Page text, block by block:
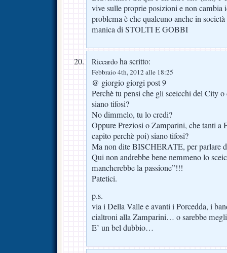
vive sulle proprie posizioni e non cambia
problema è che qualcuno anche in società
manica di STOLTI E GOBBI
Riccardo ha scritto:
Febbraio 4th, 2012 alle 18:25
@ giorgio giorgi post 9
Perchè tu pensi che gli sceicchi del City
siano tifosi?
No dimmelo, tu lo credi?
Oppure Preziosi o Zamparini, che tanti a
capito perchè poi) siano tifosi?
Ma non dite BISCHERATE, per parlare
Qui non andrebbe bene nemmeno lo
mancherebbe la passione”!!!
Patetici.
p.s.
via i Della Valle e avanti i Porcedda, i
cialtroni alla Zamparini… o sarebbe
E’ un bel dubbio…